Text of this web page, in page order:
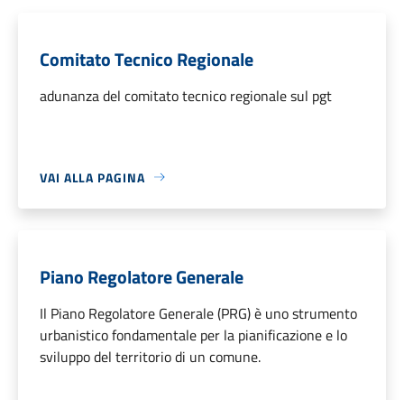
Comitato Tecnico Regionale
adunanza del comitato tecnico regionale sul pgt
VAI ALLA PAGINA
Piano Regolatore Generale
Il Piano Regolatore Generale (PRG) è uno strumento
urbanistico fondamentale per la pianificazione e lo
sviluppo del territorio di un comune.